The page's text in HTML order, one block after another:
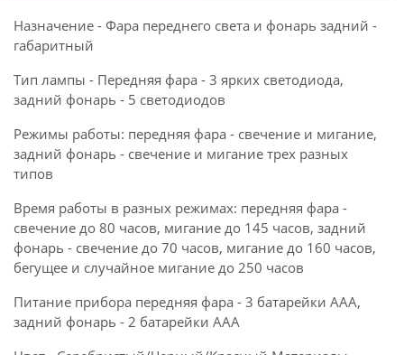
Назначение - Фара переднего света и фонарь задний -
габаритный
Тип лампы - Передняя фара - 3 ярких светодиода,
задний фонарь - 5 светодиодов
Режимы работы: передняя фара - свечение и мигание,
задний фонарь - свечение и мигание трех разных
типов
Время работы в разных режимах: передняя фара -
свечение до 80 часов, мигание до 145 часов, задний
фонарь - свечение до 70 часов, мигание до 160 часов,
бегущее и случайное мигание до 250 часов
Питание прибора передняя фара - 3 батарейки ААА,
задний фонарь - 2 батарейки ААА